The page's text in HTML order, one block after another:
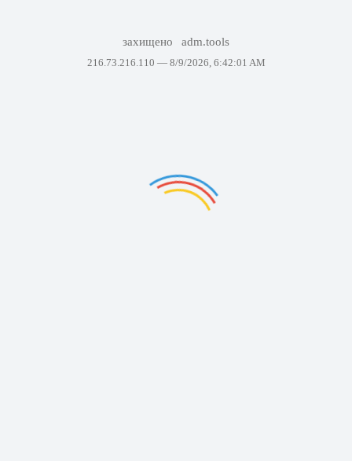
захищено adm.tools
216.73.216.110 — 8/9/2026, 6:42:01 AM